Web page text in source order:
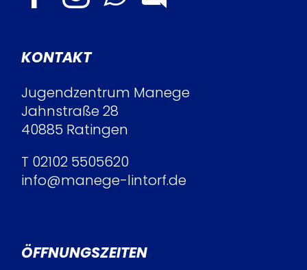
KONTAKT
Jugendzentrum Manege
Jahnstraße 28
40885 Ratingen
T 02102 5505620
info@manege-lintorf.de
ÖFFNUNGSZEITEN